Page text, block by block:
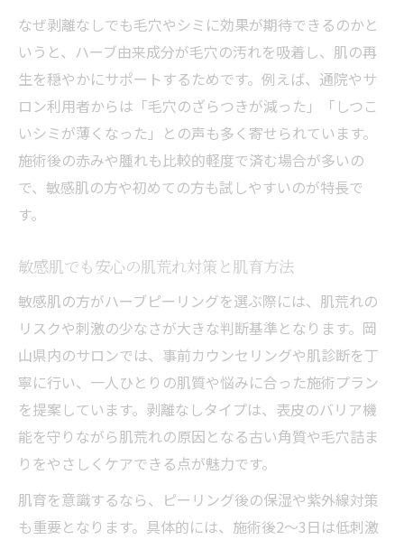
なぜ剥離なしでも毛穴やシミに効果が期待できるのかと
いうと、ハーブ由来成分が毛穴の汚れを吸着し、肌の再
生を穏やかにサポートするためです。例えば、通院やサ
ロン利用者からは「毛穴のざらつきが減った」「しつこ
いシミが薄くなった」との声も多く寄せられています。
施術後の赤みや腫れも比較的軽度で済む場合が多いの
で、敏感肌の方や初めての方も試しやすいのが特長で
す。
敏感肌でも安心の肌荒れ対策と肌育方法
敏感肌の方がハーブピーリングを選ぶ際には、肌荒れの
リスクや刺激の少なさが大きな判断基準となります。岡
山県内のサロンでは、事前カウンセリングや肌診断を丁
寧に行い、一人ひとりの肌質や悩みに合った施術プラン
を提案しています。剥離なしタイプは、表皮のバリア機
能を守りながら肌荒れの原因となる古い角質や毛穴詰ま
りをやさしくケアできる点が魅力です。
肌育を意識するなら、ピーリング後の保湿や紫外線対策
も重要となります。具体的には、施術後2～3日は低刺激